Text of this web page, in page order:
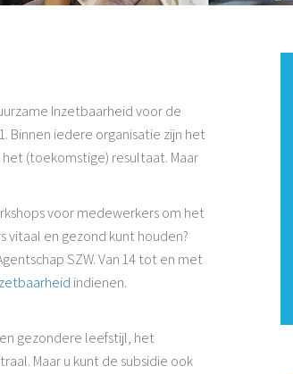
Inzetbaarheid voor de
Binnen iedere organisatie zijn het
(toekomstige) resultaat. Maar
voor medewerkers om het
vitaal en gezond kunt houden?
SZW. Van 14 tot en met
indienen.
gezondere leefstijl, het
Maar u kunt de subsidie ook